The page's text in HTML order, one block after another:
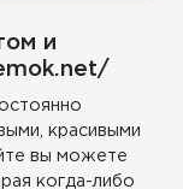
и
красивыми
вы можете
когда-либо